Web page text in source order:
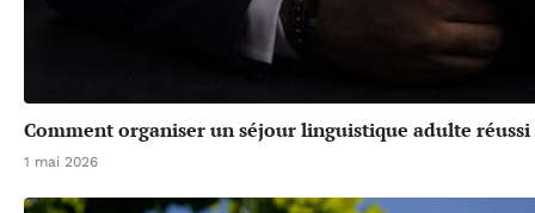
Comment organiser un séjour linguistique adulte réussi
1 mai 2026